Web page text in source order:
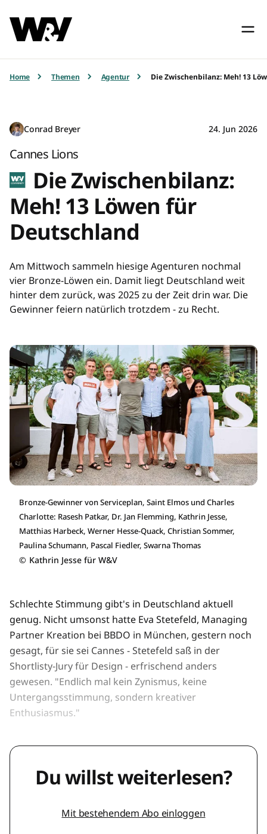
Home Themen Agentur Die Zwischenbilanz: Meh! 13
Conrad Breyer 24. Jun 2026
Cannes Lions
Die Zwischenbilanz:
Meh! 13 Löwen für
Deutschland
Am Mittwoch sammeln hiesige Agenturen nochmal
vier Bronze-Löwen ein. Damit liegt Deutschland weit
hinter dem zurück, was 2025 zu der Zeit drin war. Die
Gewinner feiern natürlich trotzdem - zu Recht.
Bronze-Gewinner von Serviceplan, Saint Elmos und Charles
Charlotte: Rasesh Patkar, Dr. Jan Flemming, Kathrin Jesse,
Matthias Harbeck, Werner Hesse-Quack, Christian Sommer,
Paulina Schumann, Pascal Fiedler, Swarna Thomas
© Kathrin Jesse für W&V
Schlechte Stimmung gibt's in Deutschland aktuell
genug. Nicht umsonst hatte Eva Stetefeld, Managing
Partner Kreation bei BBDO in München, gestern noch
gesagt, für sie sei Cannes - Stetefeld saß in der
Shortlisty-Jury für Design - erfrischend anders
gewesen. "Endlich mal kein Zynismus, keine
Untergangsstimmung, sondern kreativer
Enthusiasmus."
Du willst weiterlesen?
Mit bestehendem Abo einloggen